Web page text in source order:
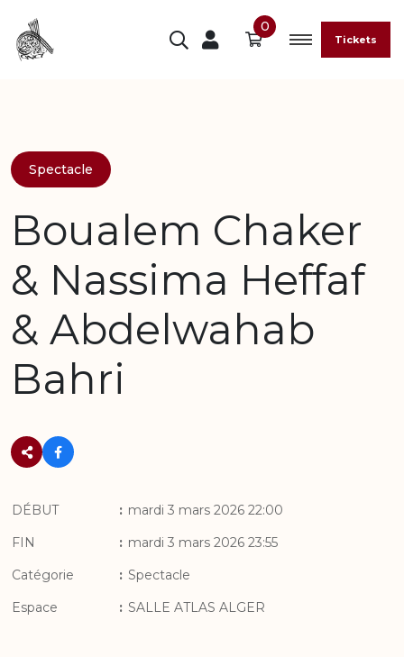
0
Tickets
Spectacle
Boualem Chaker
& Nassima Heffaf
& Abdelwahab
Bahri
DÉBUT : mardi 3 mars 2026 22:00
FIN
: mardi 3 mars 2026 23:55
Catégorie
: Spectacle
Espace
: SALLE ATLAS ALGER